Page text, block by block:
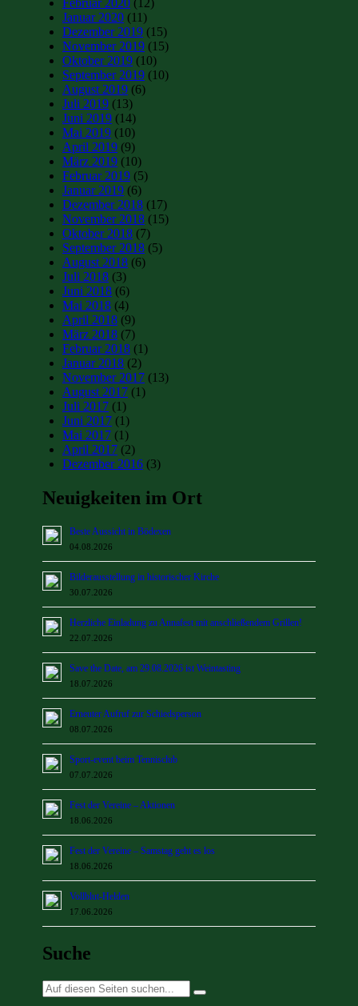
Januar 2020 (11)
Dezember 2019 (15)
November 2019 (15)
Oktober 2019 (10)
September 2019 (10)
August 2019 (6)
Juli 2019 (13)
Juni 2019 (14)
Mai 2019 (10)
April 2019 (9)
März 2019 (10)
Februar 2019 (5)
Januar 2019 (6)
Dezember 2018 (17)
November 2018 (15)
Oktober 2018 (7)
September 2018 (5)
August 2018 (6)
Juli 2018 (3)
Juni 2018 (6)
Mai 2018 (4)
April 2018 (9)
März 2018 (7)
Februar 2018 (1)
Januar 2018 (2)
November 2017 (13)
August 2017 (1)
Juli 2017 (1)
Juni 2017 (1)
Mai 2017 (1)
April 2017 (2)
Dezember 2016 (3)
Neuigkeiten im Ort
Beste Aussicht in Bödexen
04.08.2026
Bilderausstellung in historischer Kirche
30.07.2026
Herzliche Einladung zu Annafest mit anschließendem Grillen!
22.07.2026
Save the Date, am 29.08.2026 ist Weintasting
18.07.2026
Erneuter Aufruf zur Schiedsperson
08.07.2026
Sport-event beim Tennisclub
07.07.2026
Fest der Vereine – Aktionen
18.06.2026
Fest der Vereine – Samstag geht es los
18.06.2026
Vollblut-Helden
17.06.2026
Suche
Suche
nach: